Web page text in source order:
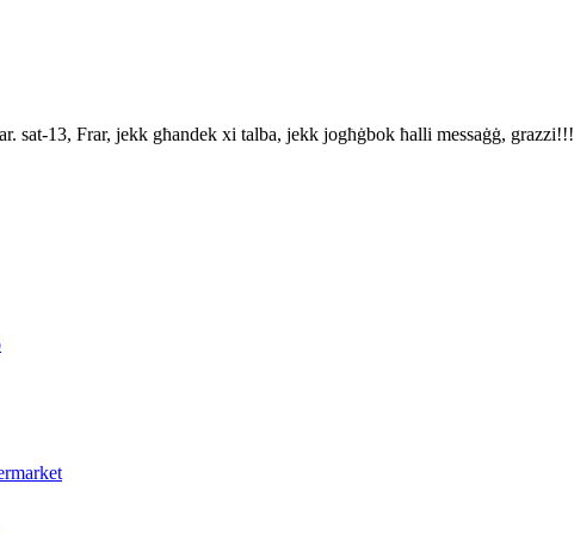
sat-13, Frar, jekk għandek xi talba, jekk jogħġbok ħalli messaġġ, grazzi!!!